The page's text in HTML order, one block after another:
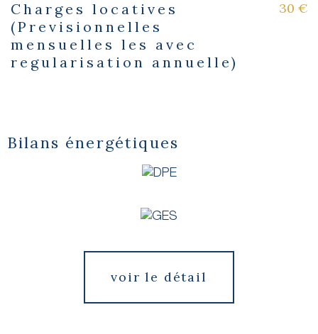
Charges locatives
(Previsionnelles
mensuelles les avec
regularisation annuelle)
30 €
Bilans énergétiques
voir le détail